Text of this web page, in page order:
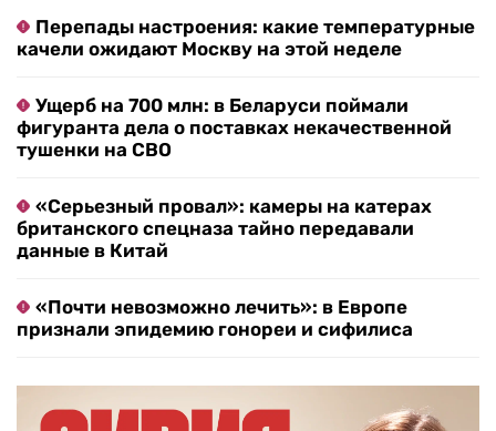
Перепады настроения: какие температурные
качели ожидают Москву на этой неделе
Ущерб на 700 млн: в Беларуси поймали
фигуранта дела о поставках некачественной
тушенки на СВО
«Серьезный провал»: камеры на катерах
британского спецназа тайно передавали
данные в Китай
«Почти невозможно лечить»: в Европе
признали эпидемию гонореи и сифилиса